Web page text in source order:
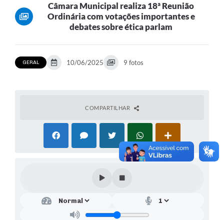
Câmara Municipal realiza 18ª Reunião
Ordinária com votações importantes e
debates sobre ética parlam
GERAL 10/06/2025 9 fotos
COMPARTILHAR